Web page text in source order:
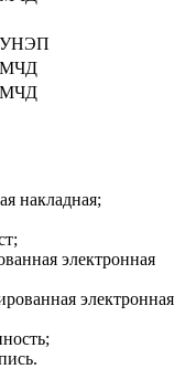
накладная;
электронная
электронная